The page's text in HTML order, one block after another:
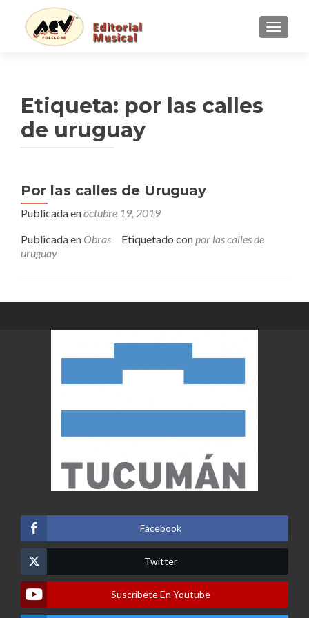
Etiqueta: por las calles
de uruguay
Por las calles de Uruguay
Publicada enoctubre 19, 2019
Publicada en Obras Etiquetado conpor las calles de
uruguay
Facebook
Twitter
Suscribete En Youtube